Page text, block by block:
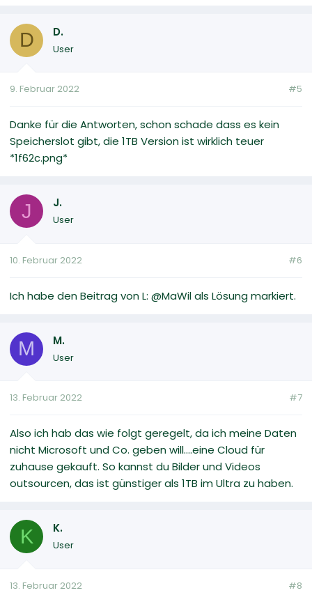
D D.
User
9. Februar 2022 #5
Danke für die Antworten, schon schade dass es kein
Speicherslot gibt, die 1TB Version ist wirklich teuer
*1f62c.png*
J J.
User
10. Februar 2022 #6
Ich habe den Beitrag von L: @MaWil als Lösung markiert.
M M.
User
13. Februar 2022 #7
Also ich hab das wie folgt geregelt, da ich meine Daten
nicht Microsoft und Co. geben will....eine Cloud für
zuhause gekauft. So kannst du Bilder und Videos
outsourcen, das ist günstiger als 1TB im Ultra zu haben.
K K.
User
13. Februar 2022 #8